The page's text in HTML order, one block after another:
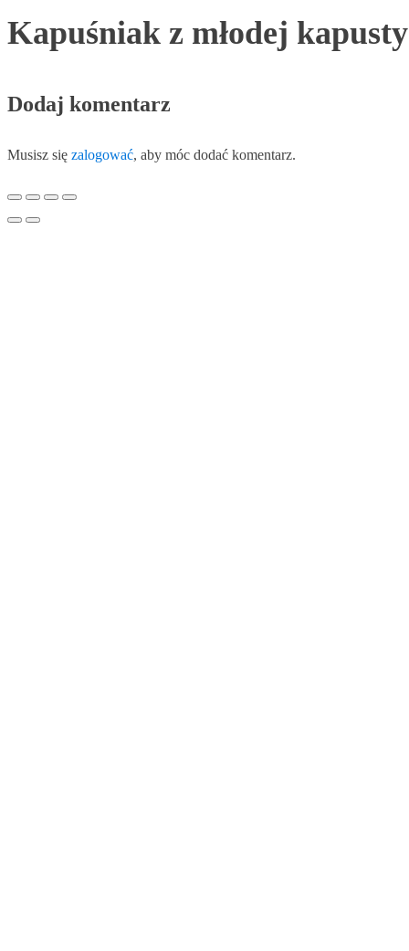
Kapuśniak z młodej kapusty
Dodaj komentarz
Musisz się zalogować, aby móc dodać komentarz.